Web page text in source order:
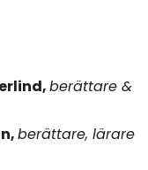
berättare &
berättare, lärare